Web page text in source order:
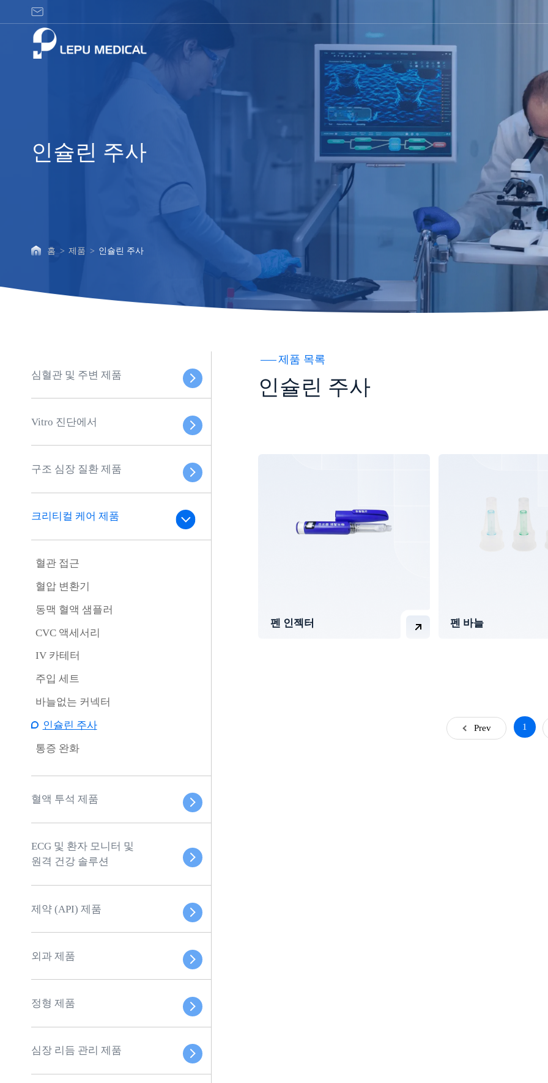
슐
인슐린 주사
홈 > 제품 > 인슐린 주사
심혈관 및 주변 제품
Vitro 진단에서
구조 심장 질환 제품
크리티컬 케어 제품
혈관 접근
혈압 변환기
동맥 혈액 샘플러
CVC 액세서리
IV 카테터
주입 세트
바늘없는 커넥터
인슐린 주사
통증 완화
혈액 투석 제품
ECG 및 환자 모니터 및
원격 건강 솔루션
제약 (API) 제품
외과 제품
정형 제품
심장 리듬 관리 제품
제품 목록
인슐린 주사
펜 인젝터 펜 바늘
Prev 1